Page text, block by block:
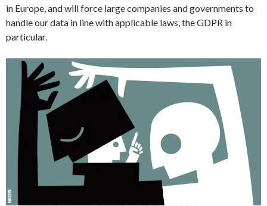
in Europe, and will force large companies and governments to
handle our data in line with applicable laws, the GDPR in
particular.